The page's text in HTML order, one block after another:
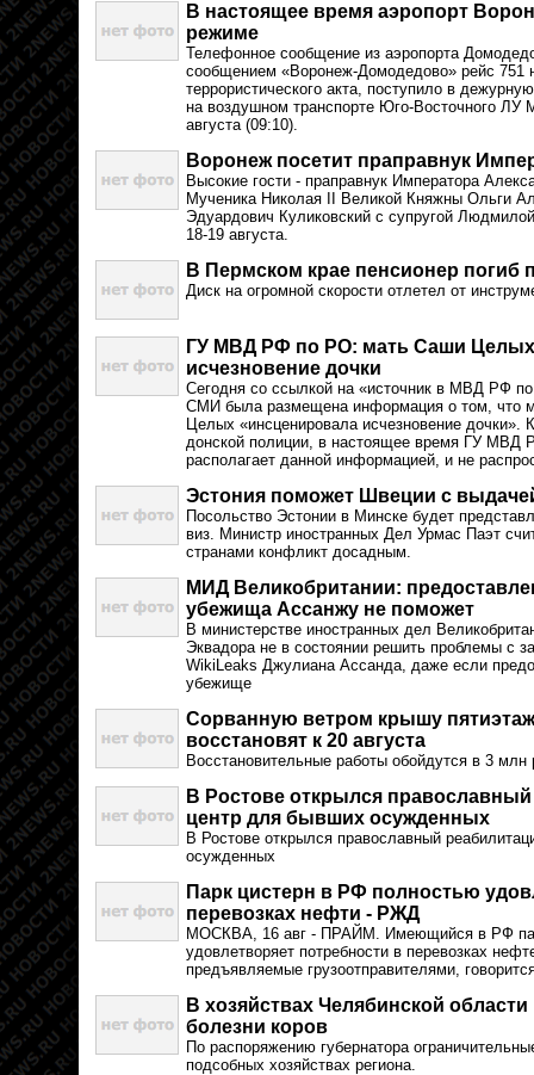
В настоящее время аэропорт
режиме
Телефонное сообщение из аэропорта
сообщением «Воронеж-Домодедово» рейс 751
террористического акта, поступило в
на воздушном транспорте Юго-Восточного ЛУ
августа (09:10).
Воронеж посетит праправнук
Высокие гости - праправнук Императора
Мученика Николая II Великой Княжны Ольги
Эдуардович Куликовский с супругой
18-19 августа.
В Пермском крае пенсионер погиб
Диск на огромной скорости отлетел от
ГУ МВД РФ по РО: мать Саши Целых
исчезновение дочки
Сегодня со ссылкой на «источник в МВД РФ по
СМИ была размещена информация о том, что
Целых «инсценировала исчезновение
донской полиции, в настоящее время ГУ МВД
располагает данной информацией, и не
Эстония поможет Швеции с
Посольство Эстонии в Минске будет
виз. Министр иностранных Дел Урмас Паэт
странами конфликт досадным.
МИД Великобритании:
убежища Ассанжу не поможет
В министерстве иностранных дел
Эквадора не в состоянии решить проблемы с
WikiLeaks Джулиана Ассанда, даже если
убежище
Сорванную ветром крышу
восстановят к 20 августа
Восстановительные работы обойдутся в 3 млн
В Ростове открылся
центр для бывших осужденных
В Ростове открылся православный
осужденных
Парк цистерн в РФ полностью
перевозках нефти - РЖД
МОСКВА, 16 авг - ПРАЙМ. Имеющийся в РФ
удовлетворяет потребности в перевозках
предъявляемые грузоотправителями,
В хозяйствах Челябинской
болезни коров
По распоряжению губернатора
подсобных хозяйствах региона.